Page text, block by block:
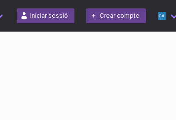
Iniciar sessió Crear compte